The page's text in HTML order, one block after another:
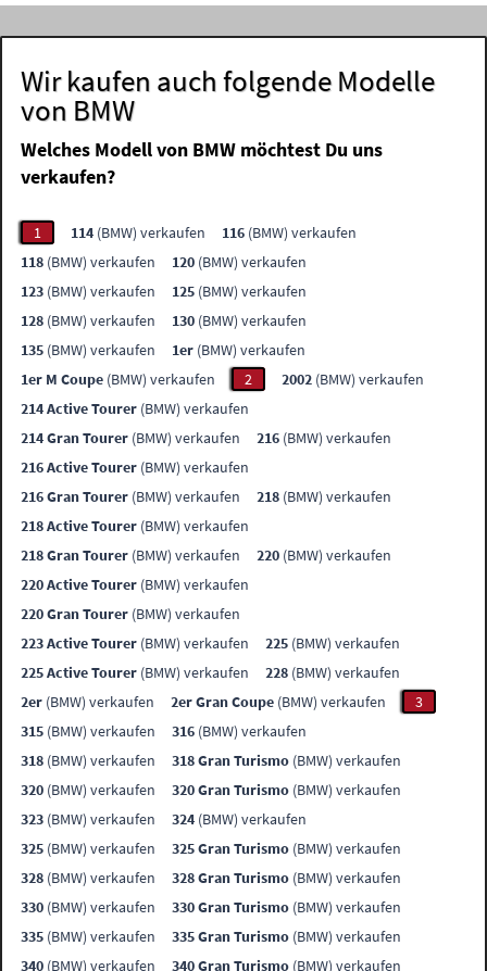
Wir kaufen auch folgende Modelle
von BMW
Welches Modell von BMW möchtest Du uns
verkaufen?
1 114 (BMW) verkaufen 116 (BMW) verkaufen
118 (BMW) verkaufen 120 (BMW) verkaufen
123 (BMW) verkaufen 125 (BMW) verkaufen
128 (BMW) verkaufen 130 (BMW) verkaufen
135 (BMW) verkaufen 1er (BMW) verkaufen
1er M Coupe (BMW) verkaufen 2 2002 (BMW) verkaufen
214 Active Tourer (BMW) verkaufen
214 Gran Tourer (BMW) verkaufen 216 (BMW) verkaufen
216 Active Tourer (BMW) verkaufen
216 Gran Tourer (BMW) verkaufen 218 (BMW) verkaufen
218 Active Tourer (BMW) verkaufen
218 Gran Tourer (BMW) verkaufen 220 (BMW) verkaufen
220 Active Tourer (BMW) verkaufen
220 Gran Tourer (BMW) verkaufen
223 Active Tourer (BMW) verkaufen 225 (BMW) verkaufen
225 Active Tourer (BMW) verkaufen 228 (BMW) verkaufen
2er (BMW) verkaufen 2er Gran Coupe (BMW) verkaufen
3
315 (BMW) verkaufen 316 (BMW) verkaufen
318 (BMW) verkaufen 318 Gran Turismo (BMW) verkaufen
320 (BMW) verkaufen 320 Gran Turismo (BMW) verkaufen
323 (BMW) verkaufen 324 (BMW) verkaufen
325 (BMW) verkaufen 325 Gran Turismo (BMW) verkaufen
328 (BMW) verkaufen 328 Gran Turismo (BMW) verkaufen
330 (BMW) verkaufen 330 Gran Turismo (BMW) verkaufen
335 (BMW) verkaufen 335 Gran Turismo (BMW) verkaufen
340 (BMW) verkaufen 340 Gran Turismo (BMW) verkaufen